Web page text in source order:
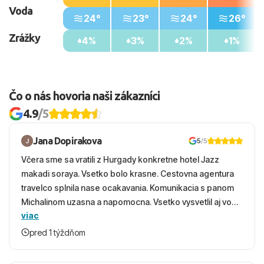
Voda
Zrážky
24°
4%
23°
3%
24°
2%
26°
1%
Čo o nás hovoria naši zákazníci
4.9/5
Jana Dopirakova 5/5
Včera sme sa vratili z Hurgady konkretne hotel Jazz
makadi soraya. Vsetko bolo krasne. Cestovna agentura
travelco splnila nase ocakavania. Komunikacia s panom
Michalinom uzasna a napomocna. Vsetko vysvetlil aj vo
vecernych hodinach zaco sa ospravedlnujem. Hotel
krasny, cisty. Sluzby top. Strava, prostredie, more,
viac
pred 1 týždňom